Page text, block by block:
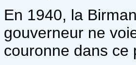
En 1940, la
gouverneur ne
couronne dans ce